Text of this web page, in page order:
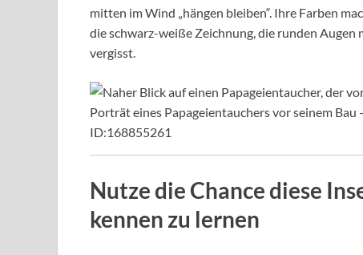
mitten im Wind „hängen bleiben“. Ihre Farben
die schwarz-weiße Zeichnung, die runden
vergisst.
Porträt eines Papageientauchers vor seinem
ID:168855261
Nutze die Chance diese
kennen zu lernen